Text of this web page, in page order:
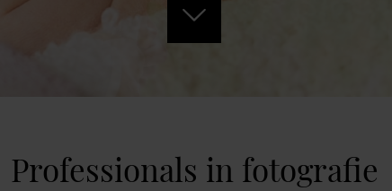
Professionals in fotografie